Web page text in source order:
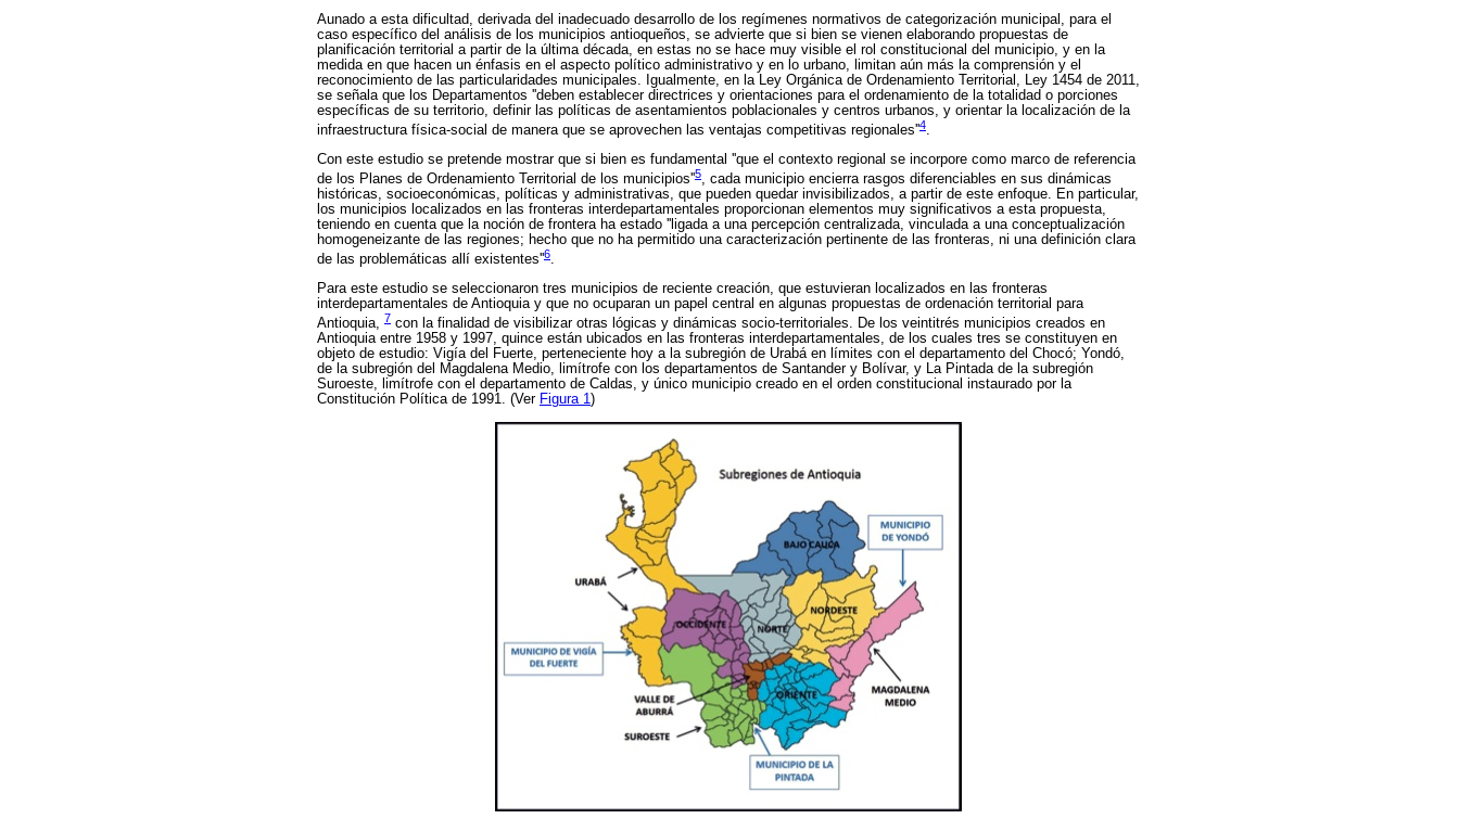
Aunado a esta dificultad, derivada del inadecuado desarrollo de los regímenes normativos de categorización municipal, para el
caso específico del análisis de los municipios antioqueños, se advierte que si bien se vienen elaborando propuestas de
planificación territorial a partir de la última década, en estas no se hace muy visible el rol constitucional del municipio, y en la
medida en que hacen un énfasis en el aspecto político administrativo y en lo urbano, limitan aún más la comprensión y el
reconocimiento de las particularidades municipales. Igualmente, en la Ley Orgánica de Ordenamiento Territorial, Ley 1454 de 2011,
se señala que los Departamentos ''deben establecer directrices y orientaciones para el ordenamiento de la totalidad o porciones
específicas de su territorio, definir las políticas de asentamientos poblacionales y centros urbanos, y orientar la localización de la
infraestructura física-social de manera que se aprovechen las ventajas competitivas regionales''4.
Con este estudio se pretende mostrar que si bien es fundamental ''que el contexto regional se incorpore como marco de referencia
de los Planes de Ordenamiento Territorial de los municipios''5, cada municipio encierra rasgos diferenciables en sus dinámicas
históricas, socioeconómicas, políticas y administrativas, que pueden quedar invisibilizados, a partir de este enfoque. En particular,
los municipios localizados en las fronteras interdepartamentales proporcionan elementos muy significativos a esta propuesta,
teniendo en cuenta que la noción de frontera ha estado ''ligada a una percepción centralizada, vinculada a una conceptualización
homogeneizante de las regiones; hecho que no ha permitido una caracterización pertinente de las fronteras, ni una definición clara
de las problemáticas allí existentes''6.
Para este estudio se seleccionaron tres municipios de reciente creación, que estuvieran localizados en las fronteras
interdepartamentales de Antioquia y que no ocuparan un papel central en algunas propuestas de ordenación territorial para
Antioquia, 7 con la finalidad de visibilizar otras lógicas y dinámicas socio-territoriales. De los veintitrés municipios creados en
Antioquia entre 1958 y 1997, quince están ubicados en las fronteras interdepartamentales, de los cuales tres se constituyen en
objeto de estudio: Vigía del Fuerte, perteneciente hoy a la subregión de Urabá en límites con el departamento del Chocó; Yondó,
de la subregión del Magdalena Medio, limítrofe con los departamentos de Santander y Bolívar, y La Pintada de la subregión
Suroeste, limítrofe con el departamento de Caldas, y único municipio creado en el orden constitucional instaurado por la
Constitución Política de 1991. (Ver Figura 1)